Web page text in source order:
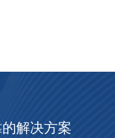
解决方案